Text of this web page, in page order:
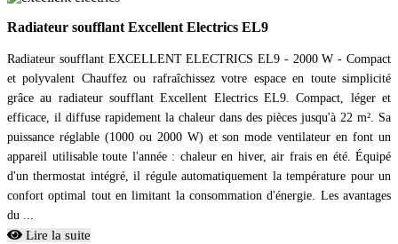
Radiateur soufflant Excellent Electrics EL9
Radiateur soufflant EXCELLENT ELECTRICS EL9 - 2000 W - Compact
et polyvalent Chauffez ou rafraîchissez votre espace en toute simplicité
grâce au radiateur soufflant Excellent Electrics EL9. Compact, léger et
efficace, il diffuse rapidement la chaleur dans des pièces jusqu'à 22 m². Sa
puissance réglable (1000 ou 2000 W) et son mode ventilateur en font un
appareil utilisable toute l'année : chaleur en hiver, air frais en été. Équipé
d'un thermostat intégré, il régule automatiquement la température pour un
confort optimal tout en limitant la consommation d'énergie. Les avantages
du ...
Lire la suite